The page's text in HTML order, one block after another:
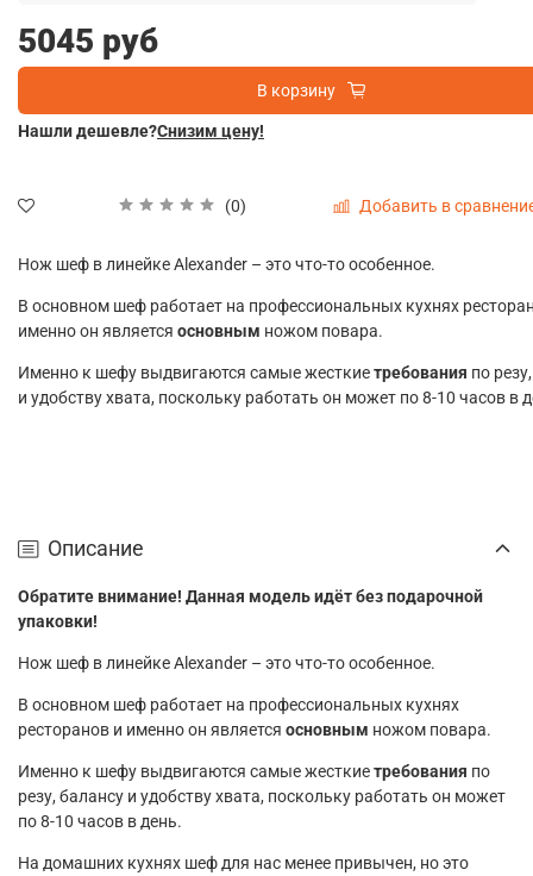
(0) Добавить в
5045 руб
В корзину
Нашли дешевле?Снизим цену!
Нож шеф в линейке Alexander – это что-то особенное.
В основном шеф работает на профессиональных кухнях
именно он является основным ножом повара.
Именно к шефу выдвигаются самые жесткиетребования по
и удобству хвата, поскольку работать он может по 8-10 часов в
Описание
Обратите внимание! Данная модель идёт без подарочной
упаковки!
Нож шеф в линейке Alexander – это что-то особенное.
В основном шеф работает на профессиональных кухнях
ресторанов и именно он является основным ножом повара.
Именно к шефу выдвигаются самые жесткиетребования по
резу, балансу и удобству хвата, поскольку работать он может
по 8-10 часов в день.
На домашних кухнях шеф для нас менее привычен, но это